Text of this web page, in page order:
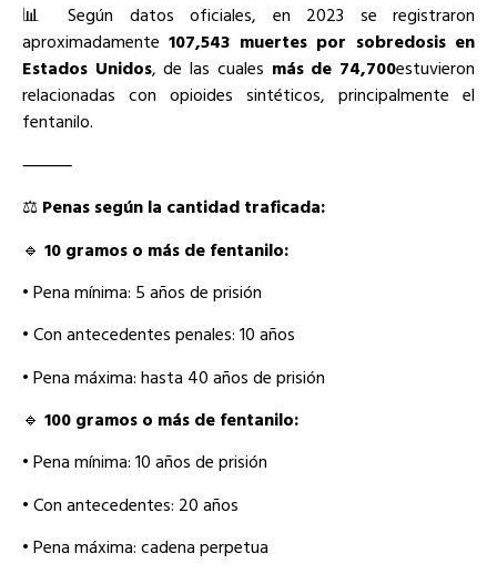
📊 Según datos oficiales, en 2023 se registraron
aproximadamente107,543 muertes por sobredosis en
Estados Unidos, de las cuales más de 74,700estuvieron
relacionadas con opioides sintéticos, principalmente el
fentanilo.
⸻
⚖️ Penas según la cantidad traficada:
🔹 10 gramos o más de fentanilo:
• Pena mínima: 5 años de prisión
• Con antecedentes penales: 10 años
• Pena máxima: hasta 40 años de prisión
🔹 100 gramos o más de fentanilo:
• Pena mínima: 10 años de prisión
• Con antecedentes: 20 años
• Pena máxima: cadena perpetua